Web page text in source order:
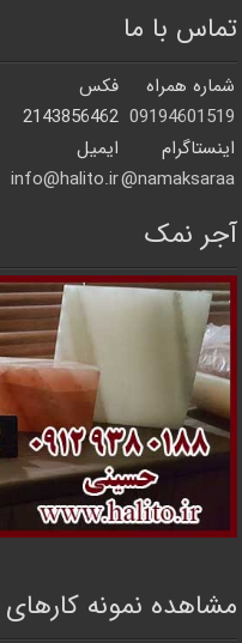
تماس با ما
شماره همراه
فکس
09194601519
2143856462
اینستاگرام
ایمیل
namaksaraa@
info@halito.ir
آجر نمک
مشاهده نمونه